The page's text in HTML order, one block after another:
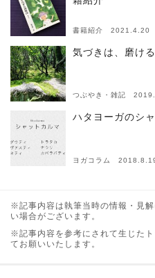
書籍紹介 2021.4.20
気づきは、磨ける
つぶやき・雑記
ハタヨーガのシ
ヨガコラム
※記事内容は執筆当時の情報・見
い場合がございます。
※記事内容を参考にされて生じた
てお願いいたします。